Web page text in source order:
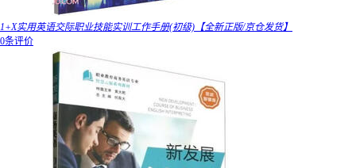
1+X实用英语交际职业技能实训工作手册(初级)【全新正版/京仓发货】
0条评价